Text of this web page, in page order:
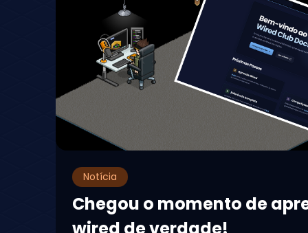
Notícia
Chegou o momento de